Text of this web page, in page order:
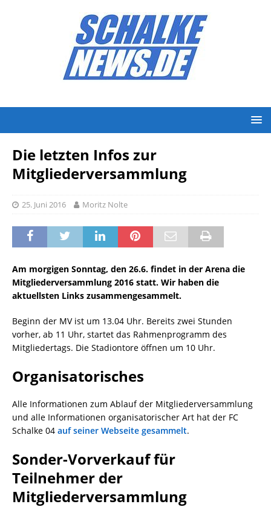
Die letzten Infos zur
Mitgliederversammlung
25. Juni 2016 Moritz Nolte
Am morgigen Sonntag, den 26.6. findet in der Arena die
Mitgliederversammlung 2016 statt. Wir haben die
aktuellsten Links zusammengesammelt.
Beginn der MV ist um 13.04 Uhr. Bereits zwei Stunden
vorher, ab 11 Uhr, startet das Rahmenprogramm des
Mitgliedertags. Die Stadiontore öffnen um 10 Uhr.
Organisatorisches
Alle Informationen zum Ablauf der Mitgliederversammlung
und alle Informationen organisatorischer Art hat der FC
Schalke 04 auf seiner Webseite gesammelt.
Sonder-Vorverkauf für
Teilnehmer der
Mitgliederversammlung